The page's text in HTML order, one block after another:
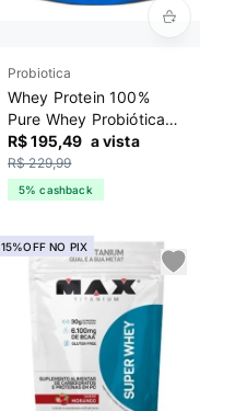
Probiotica
Whey Protein 100%
Pure Whey Probiótica
Baunilha
R$ 195,49 a vista
R$ 229,99
5% cashback
15%OFF NO PIX